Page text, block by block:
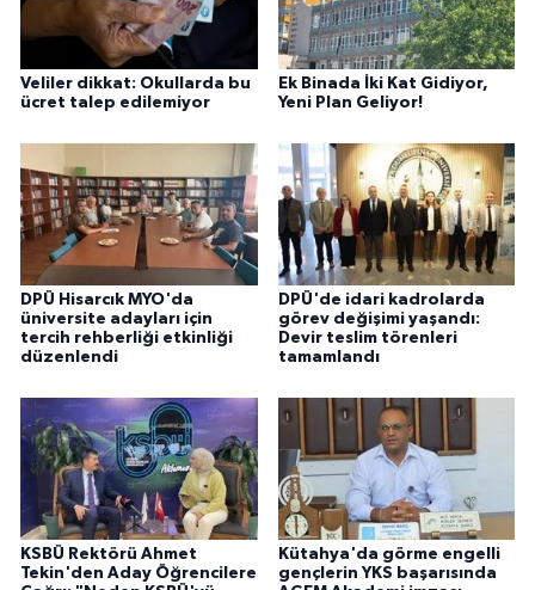
Veliler dikkat: Okullarda bu
ücret talep edilemiyor
Ek Binada İki Kat Gidiyor,
Yeni Plan Geliyor!
DPÜ Hisarcık MYO'da
üniversite adayları için
tercih rehberliği etkinliği
düzenlendi
DPÜ'de idari kadrolarda
görev değişimi yaşandı:
Devir teslim törenleri
tamamlandı
KSBÜ Rektörü Ahmet
Tekin'den Aday Öğrencilere
Kütahya'da görme engelli
gençlerin YKS başarısında